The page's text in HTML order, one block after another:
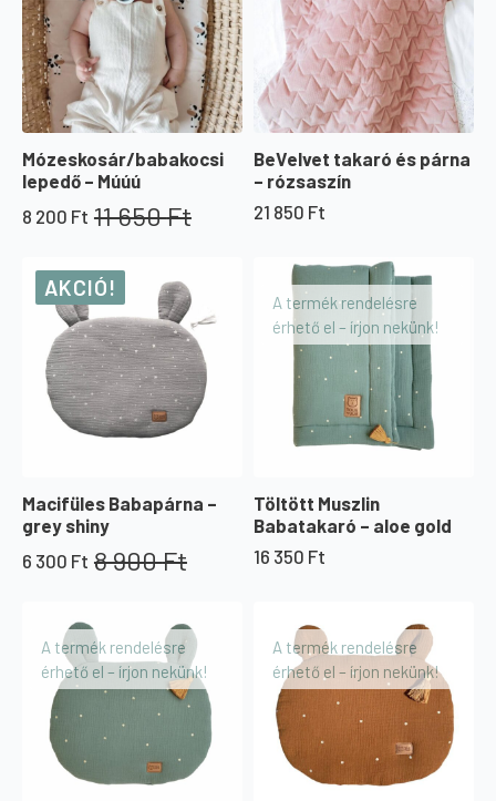
Mózeskosár/babakocsi
lepedő – Múúú
11 650Ft
Original
was:
650 Ft.
8 200 Ft
Current
is:
200 Ft.
BeVelvet takaró és párna
– rózsaszín
21 850 Ft
AKCIÓ!
Macifüles Babapárna –
grey shiny
8 900Ft
Original
900 Ft.
6 300 Ft
Current
300 Ft.
A termék rendelésre
érhető el – írjon nekünk!
Töltött Muszlin
Babatakaró – aloe gold
16 350 Ft
A termék rendelésre
érhető el – írjon nekünk!
A termék rendelésre
érhető el – írjon nekünk!